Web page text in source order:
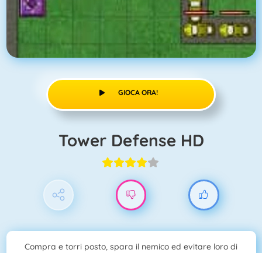
GIOCA ORA!
Tower Defense HD
Compra e torri posto, spara il nemico ed evitare loro di